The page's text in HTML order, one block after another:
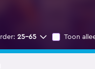
25-65 Toon